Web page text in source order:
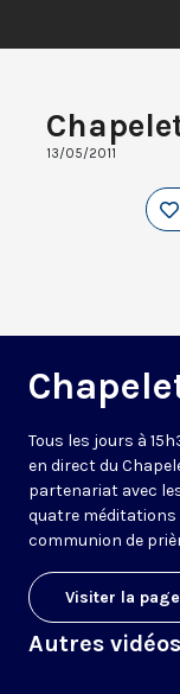
13/05/2011
Tous les jours à
en direct du
partenariat avec
quatre méditations
communion de
Visiter la
Autres